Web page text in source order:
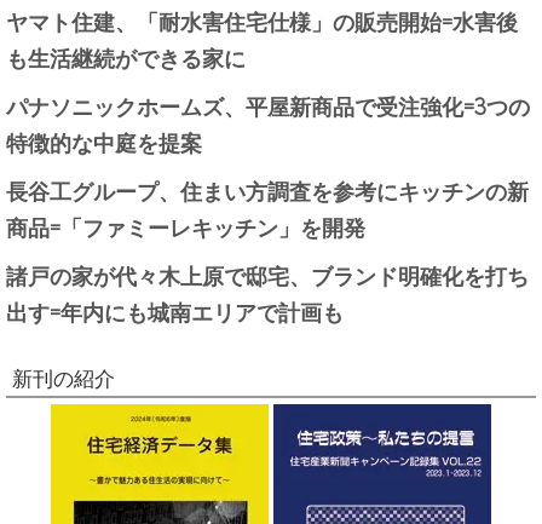
ヤマト住建、「耐水害住宅仕様」の販売開始=水害後
も生活継続ができる家に
パナソニックホームズ、平屋新商品で受注強化=3つの
特徴的な中庭を提案
長谷工グループ、住まい方調査を参考にキッチンの新
商品=「ファミーレキッチン」を開発
諸戸の家が代々木上原で邸宅、ブランド明確化を打ち
出す=年内にも城南エリアで計画も
新刊の紹介